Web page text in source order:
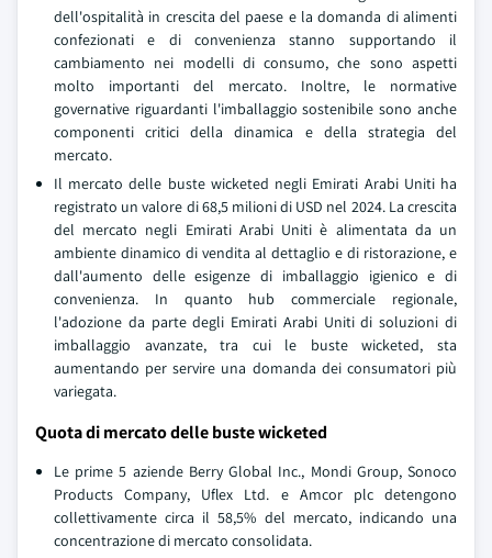
dell'ospitalità in crescita del paese e la domanda di alimenti
confezionati e di convenienza stanno supportando il
cambiamento nei modelli di consumo, che sono aspetti
molto importanti del mercato. Inoltre, le normative
governative riguardanti l'imballaggio sostenibile sono anche
componenti critici della dinamica e della strategia del
mercato.
Il mercato delle buste wicketed negli Emirati Arabi Uniti ha
registrato un valore di 68,5 milioni di USD nel 2024. La crescita
del mercato negli Emirati Arabi Uniti è alimentata da un
ambiente dinamico di vendita al dettaglio e di ristorazione, e
dall'aumento delle esigenze di imballaggio igienico e di
convenienza. In quanto hub commerciale regionale,
l'adozione da parte degli Emirati Arabi Uniti di soluzioni di
imballaggio avanzate, tra cui le buste wicketed, sta
aumentando per servire una domanda dei consumatori più
variegata.
Quota di mercato delle buste wicketed
Le prime 5 aziende Berry Global Inc., Mondi Group, Sonoco
Products Company, Uflex Ltd. e Amcor plc detengono
collettivamente circa il 58,5% del mercato, indicando una
concentrazione di mercato consolidata.